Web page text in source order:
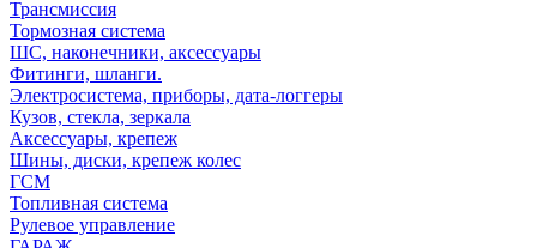
Трансмиссия
Тормозная система
ШС, наконечники, аксессуары
Фитинги, шланги.
Электросистема, приборы, дата-логгеры
Кузов, стекла, зеркала
Аксессуары, крепеж
Шины, диски, крепеж колес
ГСМ
Топливная система
Рулевое управление